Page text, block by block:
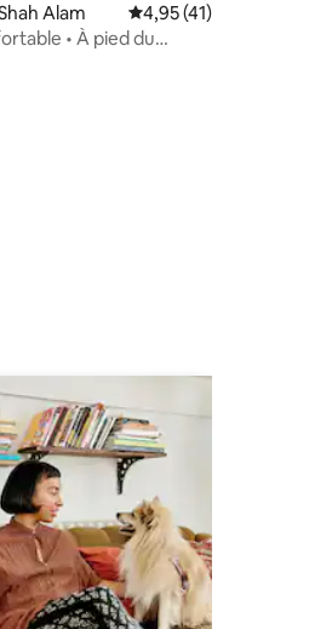
de 16 commentaires : 5 sur 5
Alam Évaluation moyenne
4,95 (41)
• À pied du